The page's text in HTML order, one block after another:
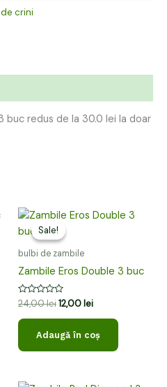
crini
buc redus de la 30.0 lei la doar
Sale!
Sale!
bulbi de zambile
Zambile Eros Double 3 buc
Evaluat
la
0
din
24,00lei
Prețul
a
fost:
24,00 lei.
12,00 lei
Prețul
Adaugă în coș